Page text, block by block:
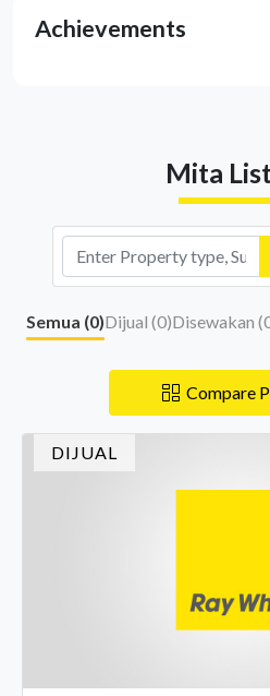
Achievements
Mita
Semua (0)Dijual (0)Disewakan (
Compare
DIJUAL